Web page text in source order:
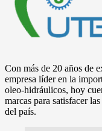
Con más de 20 años de
empresa líder en la
oleo-hidráulicos, hoy
marcas para satisfacer
del país.